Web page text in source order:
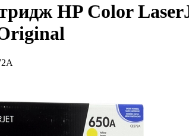
HP Color